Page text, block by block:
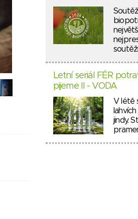
Letní seriál FÉR
pijeme II - VODA
V létě
jindy.